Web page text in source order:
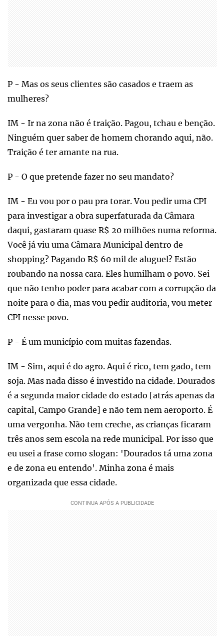
P - Mas os seus clientes são casados e traem as
mulheres?
IM - Ir na zona não é traição. Pagou, tchau e benção.
Ninguém quer saber de homem chorando aqui, não.
Traição é ter amante na rua.
P - O que pretende fazer no seu mandato?
IM - Eu vou por o pau pra torar. Vou pedir uma CPI
para investigar a obra superfaturada da Câmara
daqui, gastaram quase R$ 20 milhões numa reforma.
Você já viu uma Câmara Municipal dentro de
shopping? Pagando R$ 60 mil de aluguel? Estão
roubando na nossa cara. Eles humilham o povo. Sei
que não tenho poder para acabar com a corrupção da
noite para o dia, mas vou pedir auditoria, vou meter
CPI nesse povo.
P - É um município com muitas fazendas.
IM - Sim, aqui é do agro. Aqui é rico, tem gado, tem
soja. Mas nada disso é investido na cidade. Dourados
é a segunda maior cidade do estado [atrás apenas da
capital, Campo Grande] e não tem nem aeroporto. É
uma vergonha. Não tem creche, as crianças ficaram
três anos sem escola na rede municipal. Por isso que
eu usei a frase como slogan: 'Dourados tá uma zona
e de zona eu entendo'. Minha zona é mais
organizada que essa cidade.